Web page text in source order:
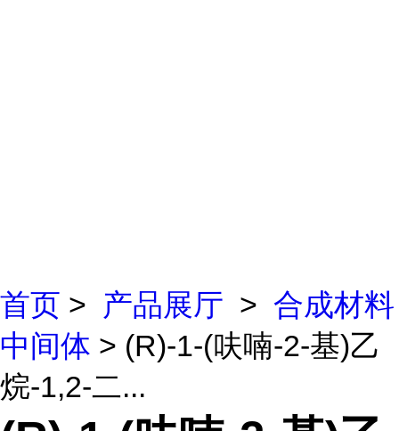
首页 > 产品展厅 > 合成材料
中间体 > (R)-1-(呋喃-2-基)乙
烷-1,2-二...